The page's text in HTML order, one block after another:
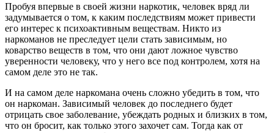
Пробуя впервые в своей жизни наркотик, человек вряд ли
задумывается о том, к каким последствиям может привести
его интерес к психоактивным веществам. Никто из
наркоманов не преследует цели стать зависимым, но
коварство веществ в том, что они дают ложное чувство
уверенности человеку, что у него все под контролем, хотя на
самом деле это не так.
И на самом деле наркомана очень сложно убедить в том, что
он наркоман. Зависимый человек до последнего будет
отрицать свое заболевание, убеждать родных и близких в том,
что он бросит, как только этого захочет сам. Тогда как от